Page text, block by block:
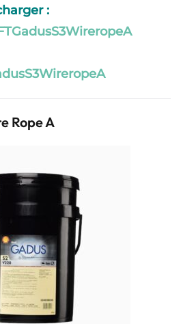
:
Rope A